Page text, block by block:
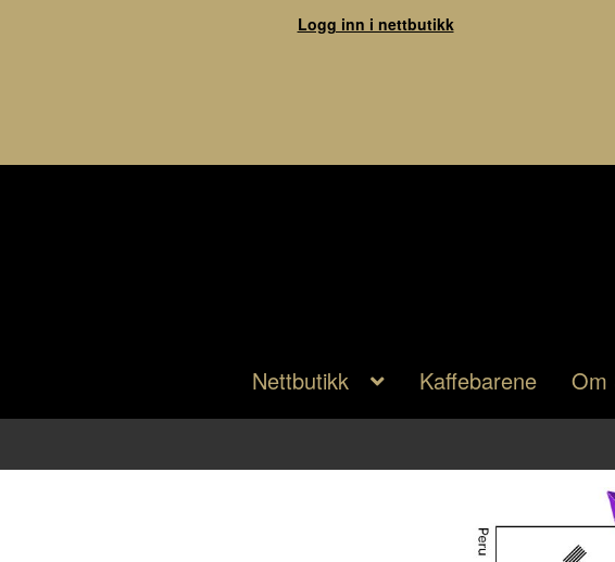
Logg inn i nettbutikk
Nettbutikk Kaffebarene Om